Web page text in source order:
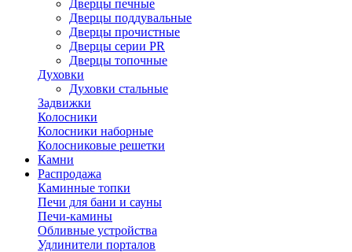
Дверцы печные
Дверцы поддувальные
Дверцы прочистные
Дверцы серии PR
Дверцы топочные
Духовки
Духовки стальные
Задвижки
Колосники
Колосники наборные
Колосниковые решетки
Камни
Распродажа
Каминные топки
Печи для бани и сауны
Печи-камины
Обливные устройства
Удлинители порталов